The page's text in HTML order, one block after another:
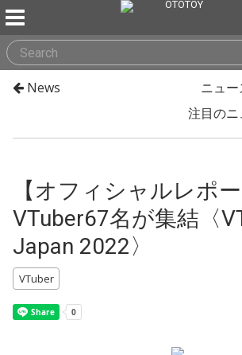
News
ニュ
注目の
【オフィシャルレポー
VTuber67名が集結〈
Japan 2022〉
VTuber